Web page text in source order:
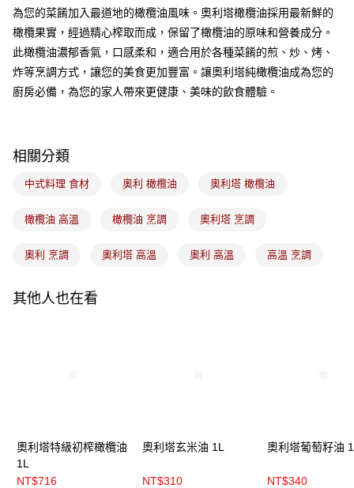
全盈+PAY
ATM付款
常溫宅配-(限重20kg以下)
每筆NT$100，滿NT$1,500(含以上)免運費
為您的菜餚加入最道地的橄欖油風味。奧利塔橄欖油採用最新鮮的
橄欖果實，經過精心榨取而成，保留了橄欖油的原味和營養成分。
此橄欖油濃郁香氣，口感柔和，適合用於各種菜餚的煎、炒、烤、
炸等烹調方式，讓您的美食更加豐富。讓奧利塔純橄欖油成為您的
廚房必備，為您的家人帶來更健康、美味的飲食體驗。
相關分類
中式料理 食材 奧利 橄欖油 奧利塔 橄欖油
橄欖油 高溫 橄欖油 烹調 奧利塔 烹調
奧利 烹調 奧利塔 高溫 奧利 高溫 高溫 烹調
其他人也在看
奧利塔特級初榨橄欖油
1L
NT$716
奧利塔玄米油 1L
NT$310
奧利塔葡萄籽油
NT$340